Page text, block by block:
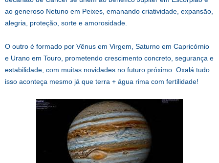
ao generoso Netuno em Peixes, emanando criatividade, expansão,
alegria, proteção, sorte e amorosidade.
O outro é formado por Vênus em Virgem, Saturno em Capricórnio
e Urano em Touro, prometendo crescimento concreto, segurança e
estabilidade, com muitas novidades no futuro próximo. Oxalá tudo
isso aconteça mesmo já que terra + água rima com fertilidade!